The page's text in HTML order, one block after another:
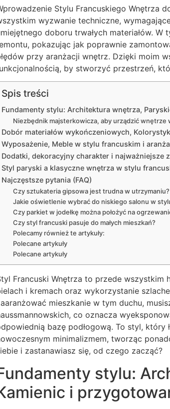
Stylu Francuskiego Wnętrza
wyzwanie techniczne,
doboru trwałych materiałów.
pokazując jak poprawnie
przy aranżacji wnętrz. Dzięki moim
by stworzyć przestrzeń,
Spis treści
Fundamenty stylu: Architektura wnętrza,
Niezbędnik majsterkowicza, aby urządzić wnętrze
Dobór materiałów wykończeniowych,
Wyposażenie, Meble w stylu francuskim i
Dodatki, dekoracyjny charakter i najważniejsze
Styl paryski a klasyczne wnętrza w stylu
Najczęstsze pytania (FAQ)
Czy sztukateria gipsowa jest trudna w utrzymaniu?
Jakie oświetlenie wybrać do niskiego salonu w
Czy parkiet w jodełkę można położyć na
Czy styl francuski pasuje do małych mieszkań?
Polecamy również te artykuły:
Polecane artykuły
Polecane artykuły
Francuski Wnętrza to przede wszystkim
i kremach oraz wykorzystanie
mieszkanie w tym duchu,
co oznacza
bazę podłogową. To styl, który
minimalizmem, tworząc
i zastanawiasz się, od czego zacząć?
stylu:
i